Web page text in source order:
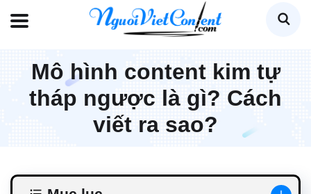
Mô hình content kim tự
tháp ngược là gì? Cách
viết ra sao?